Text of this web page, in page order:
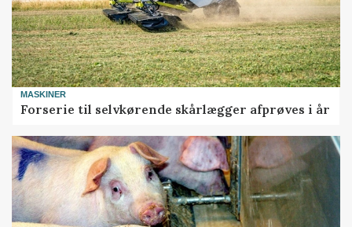
MASKINER
Forserie til selvkørende skårlægger afprøves i år